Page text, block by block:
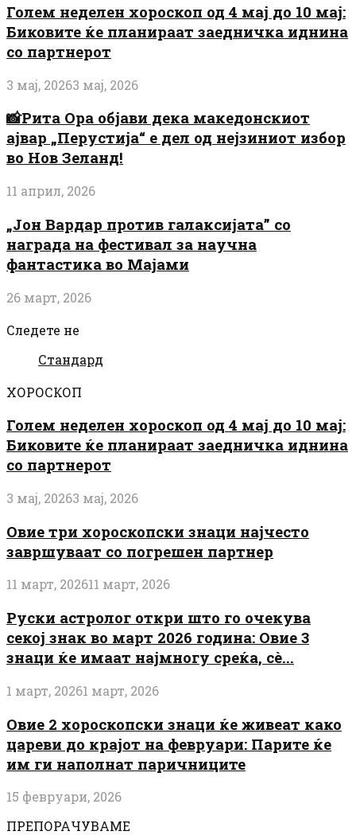
Голем неделен хороскоп од 4 мај до 10 мај:
Биковите ќе планираат заедничка иднина
со партнерот
3 мај, 20263 мај, 2026
📸Рита Ора објави дека македонскиот
ајвар „Перустија“ е дел од нејзиниот избор
во Нов Зеланд!
11 април, 2026
„Јон Вардар против галаксијата” со
награда на фестивал за научна
фантастика во Мајами
26 март, 2026
Следете не
Стандард
ХОРОСКОП
Голем неделен хороскоп од 4 мај до 10 мај:
Биковите ќе планираат заедничка иднина
со партнерот
3 мај, 20263 мај, 2026
Овие три хороскопски знаци најчесто
завршуваат со погрешен партнер
11 март, 202611 март, 2026
Руски астролог откри што го очекува
секој знак во март 2026 година: Овие 3
знаци ќе имаат најмногу среќа, сè...
1 март, 20261 март, 2026
Овие 2 хороскопски знаци ќе живеат како
цареви до крајот на февруари: Парите ќе
им ги наполнат паричниците
15 февруари, 2026
ПРЕПОРАЧУВАМЕ